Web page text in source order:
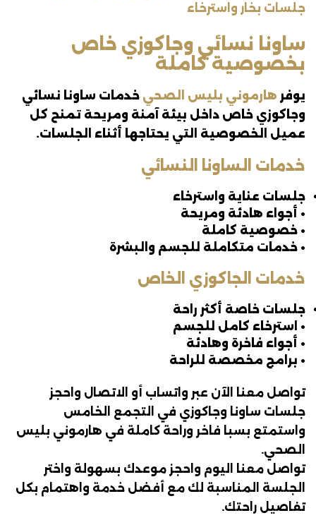
جلسات بخار واسترخاء
ساونا نسائي وجاكوزي خاص
بخصوصية كاملة
يوفر هارموني بليس الصحي خدمات ساونا نسائي
وجاكوزي خاص داخل بيئة آمنة ومريحة تمنح كل
عميل الخصوصية التي يحتاجها أثناء الجلسات.
خدمات الساونا النسائي
جلسات عناية واسترخاء
• أجواء هادئة ومريحة
• خصوصية كاملة
• خدمات متكاملة للجسم والبشرة
خدمات الجاكوزي الخاص
جلسات خاصة أكثر راحة
• استرخاء كامل للجسم
• أجواء فاخرة وهادئة
• برامج مخصصة للراحة
تواصل معنا الآن عبر واتساب أو الاتصال واحجز
جلسات ساونا وجاكوزي في التجمع الخامس
واستمتع بسبا فاخر وراحة كاملة في هارموني بليس
الصحي.
تواصل معنا اليوم واحجز موعدك بسهولة واختر
الجلسة المناسبة لك مع أفضل خدمة واهتمام بكل
تفاصيل راحتك.